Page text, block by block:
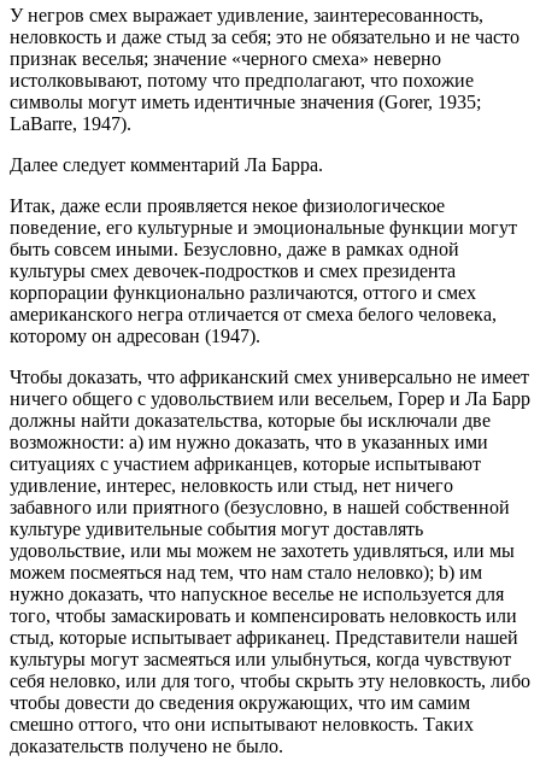
У негров смех выражает удивление, заинтересованность,
неловкость и даже стыд за себя; это не обязательно и не часто
признак веселья; значение «черного смеха» неверно
истолковывают, потому что предполагают, что похожие
символы могут иметь идентичные значения (Gorer, 1935;
LaBarre, 1947).
Далее следует комментарий Ла Барра.
Итак, даже если проявляется некое физиологическое
поведение, его культурные и эмоциональные функции могут
быть совсем иными. Безусловно, даже в рамках одной
культуры смех девочек-подростков и смех президента
корпорации функционально различаются, оттого и смех
американского негра отличается от смеха белого человека,
которому он адресован (1947).
Чтобы доказать, что африканский смех универсально не имеет
ничего общего с удовольствием или весельем, Горер и Ла Барр
должны найти доказательства, которые бы исключали две
возможности: а) им нужно доказать, что в указанных ими
ситуациях с участием африканцев, которые испытывают
удивление, интерес, неловкость или стыд, нет ничего
забавного или приятного (безусловно, в нашей собственной
культуре удивительные события могут доставлять
удовольствие, или мы можем не захотеть удивляться, или мы
можем посмеяться над тем, что нам стало неловко); b) им
нужно доказать, что напускное веселье не используется для
того, чтобы замаскировать и компенсировать неловкость или
стыд, которые испытывает африканец. Представители нашей
культуры могут засмеяться или улыбнуться, когда чувствуют
себя неловко, или для того, чтобы скрыть эту неловкость, либо
чтобы довести до сведения окружающих, что им самим
смешно оттого, что они испытывают неловкость. Таких
доказательств получено не было.